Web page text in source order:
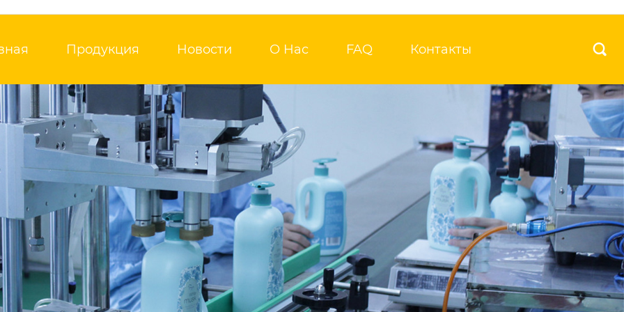
Продукция Новости О Нас FAQ Контакты 